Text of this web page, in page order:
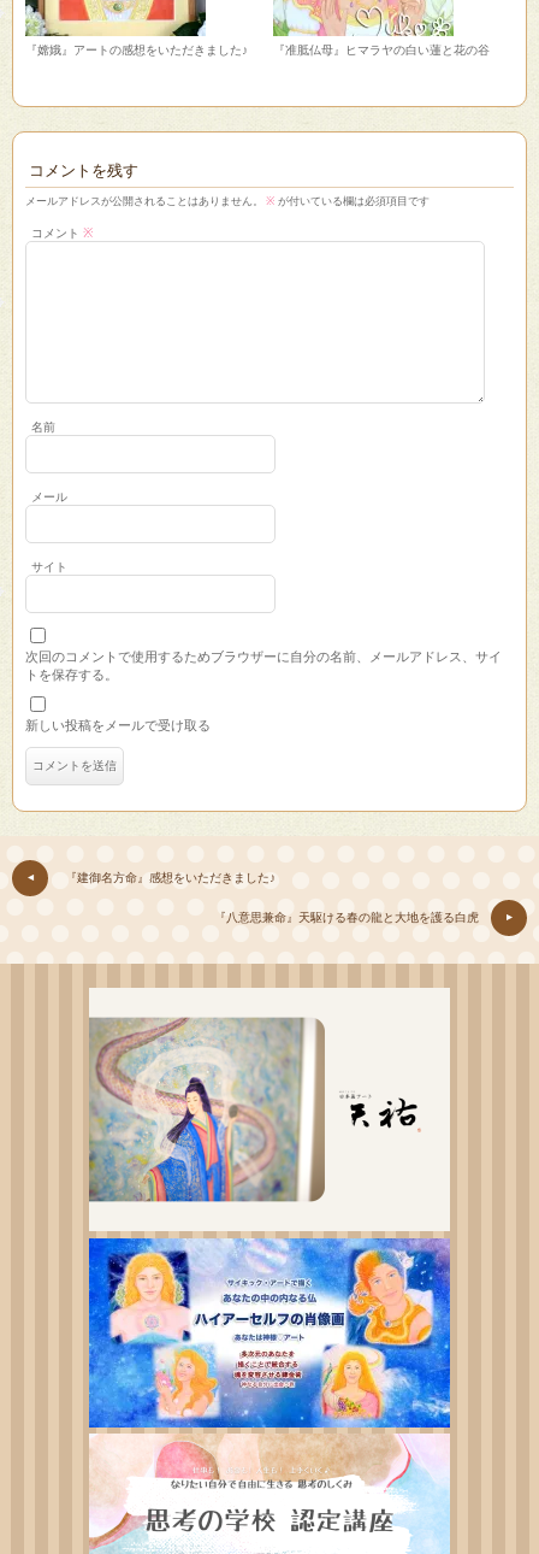
『嫦娥』アートの感想をいただきました♪ 『准胝仏母』ヒマラヤの白い蓮と花の谷
コメントを残す
メールアドレスが公開されることはありません。 ※ が付いている欄は必須項目です
コメント ※
名前
メール
サイト
次回のコメントで使用するためブラウザーに自分の名前、メールアドレス、サイ
トを保存する。
新しい投稿をメールで受け取る
『建御名方命』感想をいただきました♪
『八意思兼命』天駆ける春の龍と大地を護る白虎